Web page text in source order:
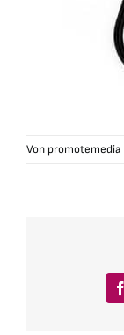
Von promotemedia